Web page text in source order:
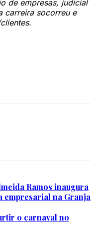
de empresas, judicial
carreira socorreu e
Ramos inaugura
empresarial na Granja
o carnaval no